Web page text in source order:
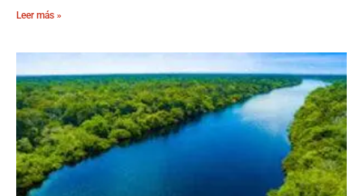
Leer más »